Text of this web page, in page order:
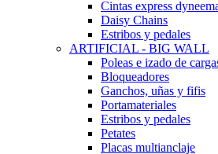
Cintas express
Daisy Chains
Estribos y pedales
ARTIFICIAL - BIG WALL
Poleas e izado de
Bloqueadores
Ganchos, uñas y fifis
Portamateriales
Estribos y pedales
Petates
Placas multianclaje